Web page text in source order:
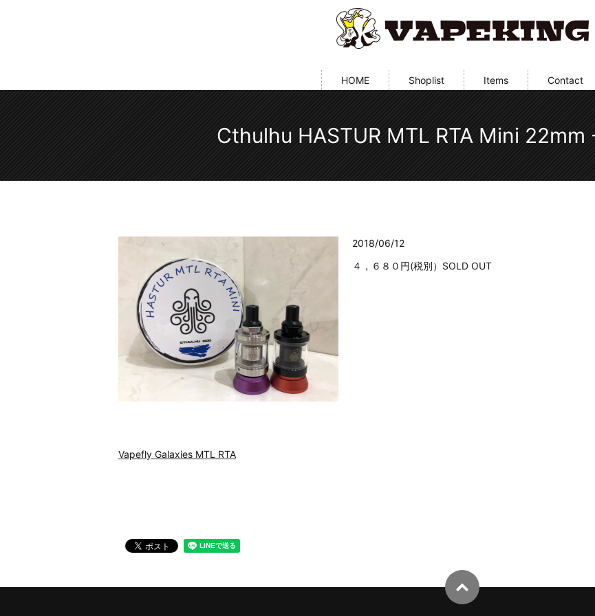
HOME Shoplist Items Contact
Cthulhu HASTUR MTL RTA Mini 22mm
2018/06/12
４，６８０円(税別）SOLD OUT
Vapefly Galaxies MTL RTA